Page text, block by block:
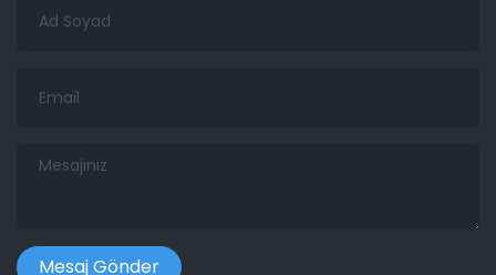
Soyad
Mesajınız